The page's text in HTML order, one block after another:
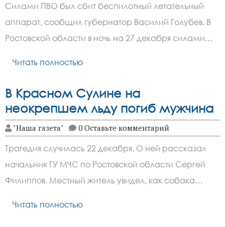
Силами ПВО был сбит беспилотный летательный
аппарат, сообщил губернатор Василий Голубев. В
Ростовской области в ночь на 27 декабря силами…
Читать полностью
В Красном Сулине на
неокрепшем льду погиб мужчина
"Наша газета" 0 Оставьте комментарий
Трагедия случилась 22 декабря. О ней рассказал
начальник ГУ МЧС по Ростовской области Сергей
Филиппов. Местный житель увидел, как собака…
Читать полностью